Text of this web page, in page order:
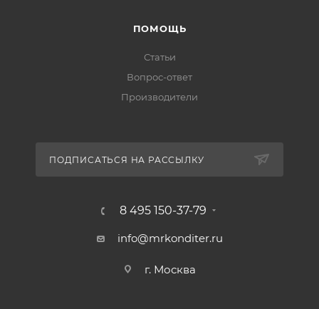
ПОМОЩЬ
Статьи
Вопрос-ответ
Производители
ПОДПИСАТЬСЯ НА РАССЫЛКУ
8 495 150-37-79
info@mrkonditer.ru
г. Москва